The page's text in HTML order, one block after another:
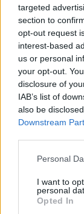
targeted
section to
opt-out request
interest-based
us or personal
your opt-out.
disclosure of
IAB’s list of
also be
Downstream
Please note
not limited to
grant or deny
use your data
Personal
I want to
personal
Opted In
desvelan el